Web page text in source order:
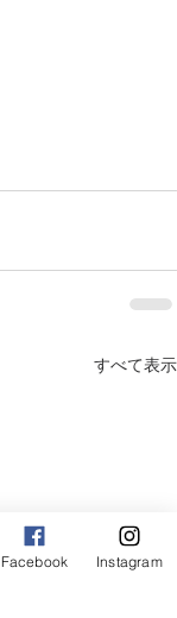
すべて表示
Facebook Instagram